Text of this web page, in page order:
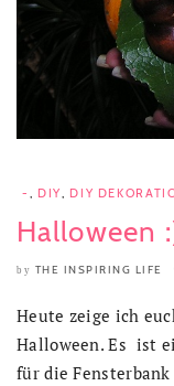
- , DIY, DIY
Halloween
by THE INSPIRING LIFE
Heute zeige ich
Halloween. Es ist
für die